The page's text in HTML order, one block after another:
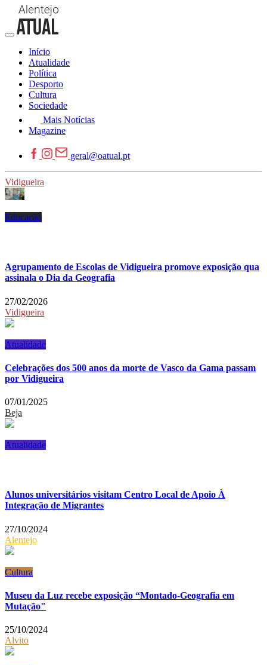
Início
Atualidade
Política
Desporto
Cultura
Sociedade
Mais Notícias
Magazine
geral@oatual.pt
Vidigueira
Educação
Agrupamento de Escolas de Vidigueira promove exposição qua
assinala o Dia da Geografia
27/02/2026
Vidigueira
Atualidade
Celebrações dos 500 anos da morte de Vasco da Gama passam
por Vidigueira
07/01/2025
Beja
Atualidade
Alunos universitários visitam Centro Local de Apoio À
Integração de Migrantes
27/10/2024
Alentejo
Cultura
Museu da Luz recebe exposição “Montado-Geografia em
Mutação"
25/10/2024
Alvito